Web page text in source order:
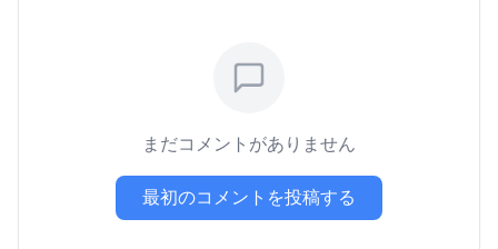
まだコメントがありません
最初のコメントを投稿する